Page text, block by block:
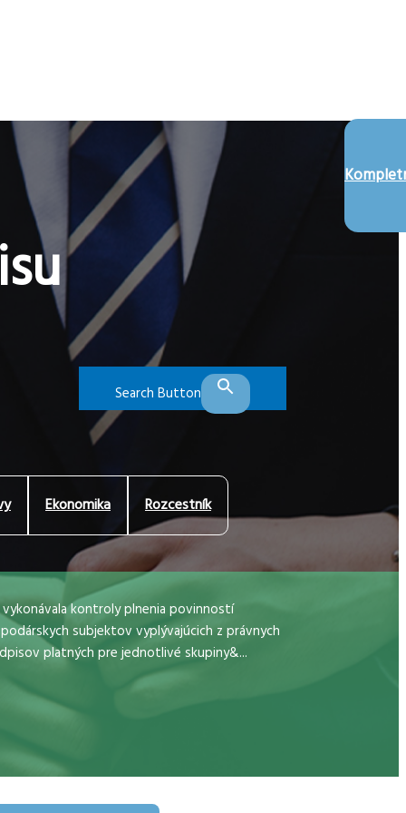
Search Button
Ekonomika Rozcestník
vykonávala kontroly plnenia povinností
subjektov vyplývajúcich z právnych
platných pre jednotlivé skupiny&...